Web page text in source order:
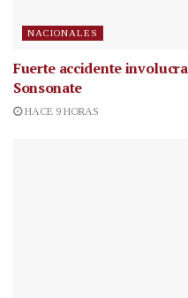
NACIONALES
Fuerte accidente
Sonsonate
HACE 9 HORAS